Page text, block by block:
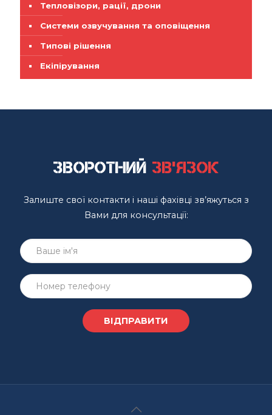
Тепловізори, рації, дрони
Системи озвучування та оповіщення
Типові рішення
Екіпірування
Зворотний зв'язок
Залиште свої контакти і наші фахівці зв’яжуться з
Вами для консультації: